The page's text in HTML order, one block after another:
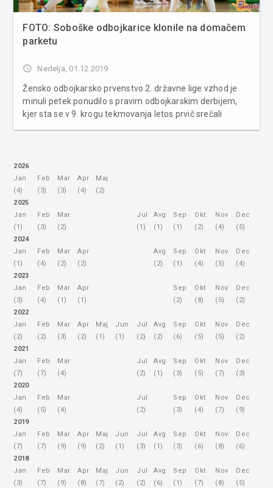
FOTO: Soboške odbojkarice klonile na domačem
parketu
access_time Nedelja, 01.12.2019
Žensko odbojkarsko prvenstvo 2. državne lige vzhod je
minuli petek ponudilo s pravim odbojkarskim derbijem,
kjer sta se v 9. krogu tekmovanja letos prvič srečali
2026
Jan
(4)
Feb
(3)
Mar
(3)
Apr
(4)
Maj
(2)
2025
Jan
(1)
Feb
(3)
Mar
(2)
Jul
(1)
Avg
(1)
Sep
(1)
Okt
(2)
Nov
(4)
Dec
(5)
2024
Jan
(1)
Feb
(4)
Mar
(2)
Apr
(2)
Avg
(2)
Sep
(1)
Okt
(4)
Nov
(5)
Dec
(4)
2023
Jan
(3)
Feb
(4)
Mar
(1)
Apr
(1)
Sep
(2)
Okt
(8)
Nov
(5)
Dec
(2)
2022
Jan
(2)
Feb
(2)
Mar
(3)
Apr
(2)
Maj
(1)
Jun
(1)
Jul
(2)
Avg
(2)
Sep
(6)
Okt
(5)
Nov
(5)
Dec
(2)
2021
Jan
(7)
Feb
(7)
Mar
(4)
Jul
(2)
Avg
(1)
Sep
(3)
Okt
(5)
Nov
(7)
Dec
(3)
2020
Jan
(4)
Feb
(5)
Mar
(4)
Jul
(2)
Sep
(3)
Okt
(4)
Nov
(7)
Dec
(9)
2019
Jan
(7)
Feb
(7)
Mar
(9)
Apr
(9)
Maj
(2)
Jun
(1)
Jul
(3)
Avg
(1)
Sep
(3)
Okt
(6)
Nov
(8)
Dec
(6)
2018
Jan
(3)
Feb
(7)
Mar
(9)
Apr
(8)
Maj
(7)
Jun
(2)
Jul
(2)
Avg
(6)
Sep
(1)
Okt
(7)
Nov
(8)
Dec
(5)